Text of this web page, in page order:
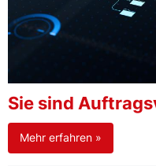
Sie sind
Mehr erfahren »